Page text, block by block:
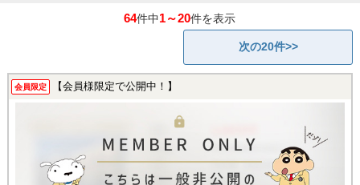
64件中1～20件を表示
次の20件>>
会員限定 【会員様限定で公開中！】